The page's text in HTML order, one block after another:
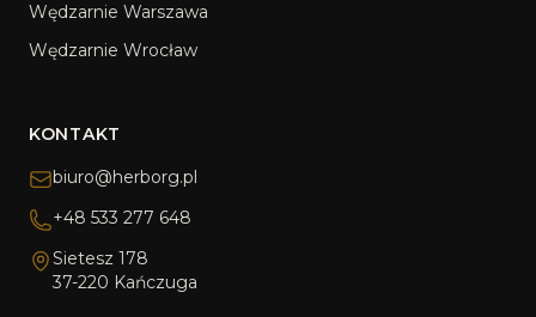
Wędzarnie Warszawa
Wędzarnie Wrocław
KONTAKT
biuro@herborg.pl
+48 533 277 648
Sietesz 178
37-220 Kańczuga